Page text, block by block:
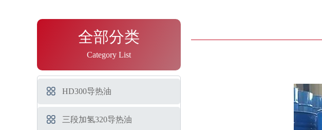
全部分类
Category List
HD300导热油
三段加氢320导热油